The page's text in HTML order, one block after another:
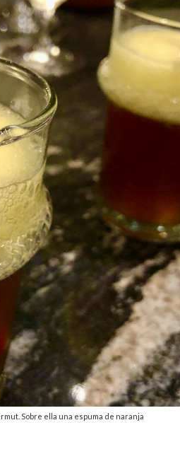
Sobre ella una espuma de naranja